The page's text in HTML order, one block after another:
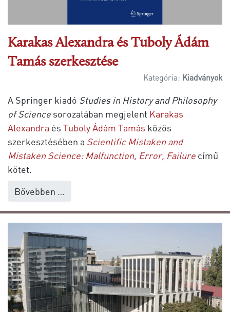
Karakas Alexandra és Tuboly Ádám
Tamás szerkesztése
Kategória: Kiadványok
A Springer kiadó Studies in History and Philosophy
of Science sorozatában megjelent Karakas
Alexandra és Tuboly Ádám Tamás közös
szerkesztésében a Scientific Mistaken and
Mistaken Science: Malfunction, Error, Failure című
kötet.
Bővebben …